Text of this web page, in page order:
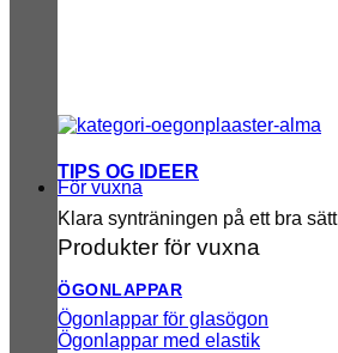
TIPS OG IDEER
Klara synträningen på ett bra sätt
För vuxna
Produkter för vuxna
ÖGONLAPPAR
Ögonlappar för glasögon
Ögonlappar med elastik